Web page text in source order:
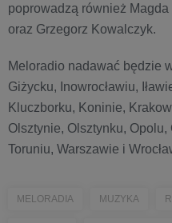
poprowadzą również
oraz Grzegorz Kowalczyk.
Meloradio nadawać będzie
Giżycku, Inowrocławiu,
Kluczborku, Koninie,
Olsztynie, Olsztynku, Opolu,
Toruniu, Warszawie i
MELORADIA MUZYKA